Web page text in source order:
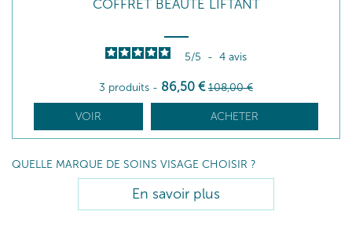
COFFRET BEAUTÉ LIFTANT
5/5 - 4 avis
3 produits - 86,50 € 108,00 €
VOIR ACHETER
QUELLE MARQUE DE SOINS VISAGE CHOISIR ?
Offrez à votre peau tous les bienfaits de la mer avec les produits
En savoir plus